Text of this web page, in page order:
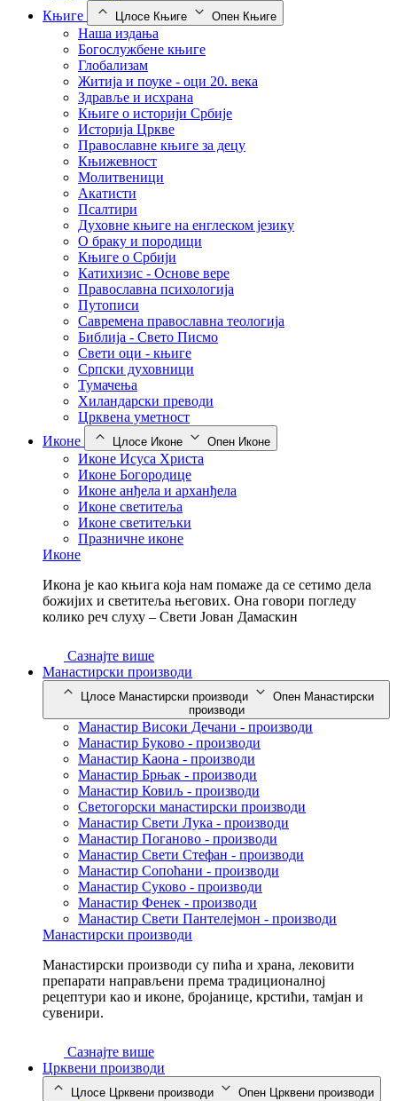
Књиге
Цлосе Књиге Опен Књиге
Наша издања
Богослужбене књиге
Глобализам
Житија и поуке - оци 20. века
Здравље и исхрана
Књиге о историји Србије
Историја Цркве
Православне књиге за децу
Књижевност
Молитвеници
Акатисти
Псалтири
Духовне књиге на енглеском језику
О браку и породици
Књиге о Србији
Катихизис - Основе вере
Православна психологија
Путописи
Савремена православна теологија
Библија - Свето Писмо
Свети оци - књиге
Српски духовници
Тумачења
Хиландарски преводи
Црквена уметност
Иконе
Цлосе Иконе Опен Иконе
Иконе Исуса Христа
Иконе Богородице
Иконе анђела и арханђела
Иконе светитеља
Иконе светитељки
Празничне иконе
Иконе
Икона је као књига која нам помаже да се сетимо дела
божијих и светитеља његових. Она говори погледу
колико реч слуху – Свети Јован Дамаскин
Сазнајте више
Манастирски производи
Цлосе Манастирски производи
Опен Манастирски
производи
Манастир Високи Дечани - производи
Манастир Буково - производи
Манастир Каона - производи
Манастир Брњак - производи
Манастир Ковиљ - производи
Светогорски манастирски производи
Манастир Свети Лука - производи
Манастир Поганово - производи
Манастир Свети Стефан - производи
Манастир Сопоћани - производи
Манастир Суково - производи
Манастир Фенек - производи
Манастир Свети Пантелејмон - производи
Манастирски производи
Манастирски производи су пића и храна, лековити
препарати направљени према традиционалној
рецептури као и иконе, бројанице, крстићи, тамјан и
сувенири.
Сазнајте више
Црквени производи
Цлосе Црквени производи Опен Црквени производи